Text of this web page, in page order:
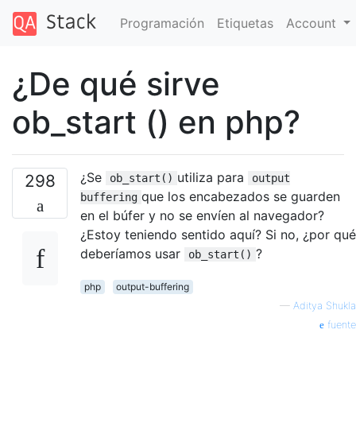
Programación Etiquetas Account
¿De qué sirve
ob_start () en php?
298 ¿Se ob_start() utiliza para
output
buffering que los encabezados se guarden
en el búfer y no se envíen al navegador?
¿Estoy teniendo sentido aquí? Si no, ¿por qué
deberíamos usar
ob_start() ?
php
output-buffering
— Aditya Shukla
fuente